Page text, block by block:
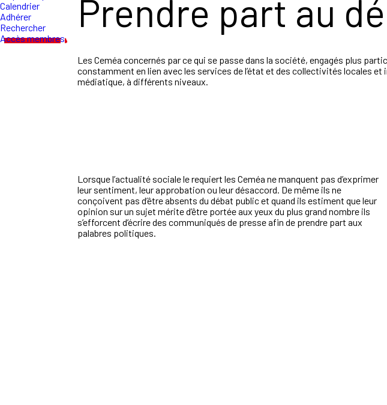
Calendrier
Adhérer
Rechercher
Accès membres
Prendre part au
Les Ceméa concernés par ce qui se passe dans la société, engagés plus
constamment en lien avec les services de l’état et des collectivités locales
médiatique, à différents niveaux.
Lorsque l’actualité sociale le requiert les Ceméa ne manquent pas d’exprimer
leur sentiment, leur approbation ou leur désaccord. De même ils ne
conçoivent pas d’être absents du débat public et quand ils estiment que leur
opinion sur un sujet mérite d’être portée aux yeux du plus grand nombre ils
s’efforcent d’écrire des communiqués de presse afin de prendre part aux
palabres politiques.